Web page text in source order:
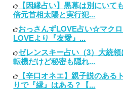
【因縁占い】黒幕は別にいて
倍元首相太陽と実行犯...
おっさんずLOVE占い☆マク
LOVEより『友愛』...
ゼレンスキー占い（3）大統
転機だけど秘密も隠れ...
【辛口オネエ】親子説のある
りで『縁』はある？【...